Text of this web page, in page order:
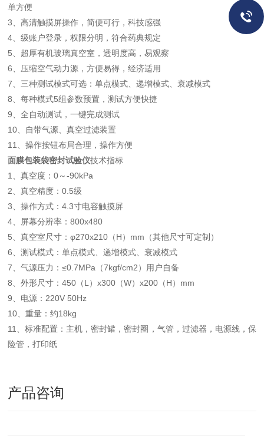
单方便
3、高清触摸屏操作，简便可行，科技感强
4、级账户登录，权限分明，符合药典规定
5、超厚有机玻璃真空室，透明度高，易观察
6、压缩空气动力源，方便易得，经济适用
7、三种测试模式可选：单点模式、递增模式、衰减模式
8、每种模式5组参数预置，测试方便快捷
9、全自动测试，一键完成测试
10、自带气源、真空过滤装置
11、操作按钮布局合理，操作方便
面膜包装袋密封试验仪技术指标
1、真空度：0～-90kPa
2、真空精度：0.5级
3、操作方式：4.3寸电容触摸屏
4、屏幕分辨率：800x480
5、真空室尺寸：φ270x210（H）mm（其他尺寸可定制）
6、测试模式：单点模式、递增模式、衰减模式
7、气源压力：≤0.7MPa（7kgf/cm2）用户自备
8、外形尺寸：450（L）x300（W）x200（H）mm
9、电源：220V 50Hz
10、重量：约18kg
11、标准配置：主机，密封罐，密封圈，气管，过滤器，电源线，保
险管，打印纸
产品咨询